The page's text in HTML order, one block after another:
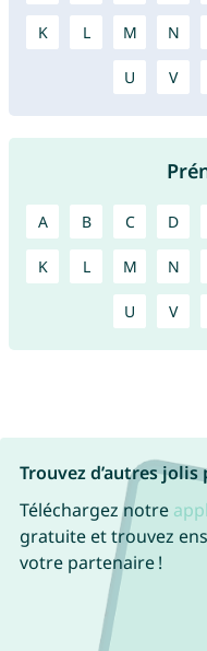
K L M N
U V
A B C D
K L M N
U V
Trouvez d’autres jolis
Téléchargez notre
gratuite et trouvez
votre partenaire !